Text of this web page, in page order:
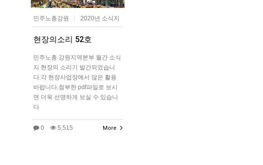
민주노총강원 | 2020년 소식지
현장의소리 52호
민주노총 강원지역본부 월간 소식
지 현장의 소리기 발간되었습니
다.각 현장사업장에서 많은 활용
바랍니다.첨부한 pdf파일로 보시
면 더욱 선명하게 보실 수 있습니
다
0 5,515 More